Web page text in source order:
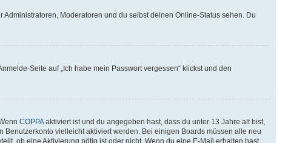
Moderatoren und du selbst deinen Online-Status sehen. Du
Seite auf „Ich habe mein Passwort vergessen“ klickst und den
COPPAaktiviert ist und du angegeben hast, dass du unter 13 Jahre alt bist,
vielleicht aktiviert werden. Bei einigen Boards müssen alle neu
ob eine Aktivierung nötig ist oder nicht. Wenn du eine E-Mail erhalten hast,